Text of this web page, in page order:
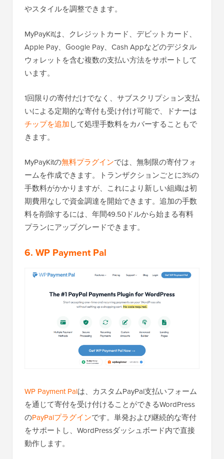
やスタイルを調整できます。
MyPayKitは、クレジットカード、デビットカード、
Apple Pay、Google Pay、Cash Appなどのデジタル
ウォレットを含む複数の支払い方法をサポートして
います。
1回限りの寄付だけでなく、サブスクリプション支払
いによる定期的な寄付も受け付け可能で、ドナーは
チップを追加して処理手数料をカバーすることもで
きます。
MyPayKitの無料プラグインでは、無制限の寄付フォ
ームを作成できます。トランザクションごとに3%の
手数料がかかりますが、これにより新しい組織は初
期費用なしで資金調達を開始できます。追加の手数
料を削除するには、年間49.50ドルから始まる有料
プランにアップグレードできます。
6. WP Payment Pal
WP Payment Palは、カスタムPayPal支払いフォーム
を通じて寄付を受け付けることができるWordPress
のPayPalプラグインです。単発および継続的な寄付
をサポートし、WordPressダッシュボード内で直接
動作します。